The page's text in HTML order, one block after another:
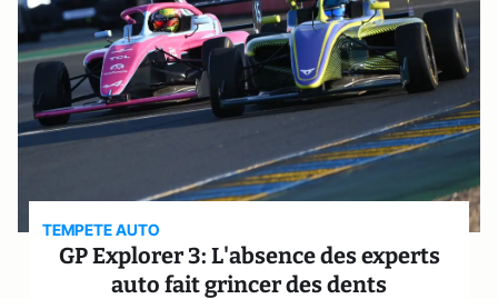
TEMPETE AUTO
GP Explorer 3: L'absence des experts
auto fait grincer des dents